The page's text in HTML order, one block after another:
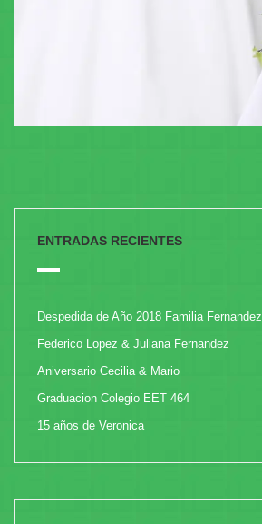
ENTRADAS RECIENTES
Despedida de Año 2018 Familia Fernandez
Federico Lopez & Juliana Fernandez
Aniversario Cecilia & Mario
Graduacion Colegio EET 464
15 años de Veronica